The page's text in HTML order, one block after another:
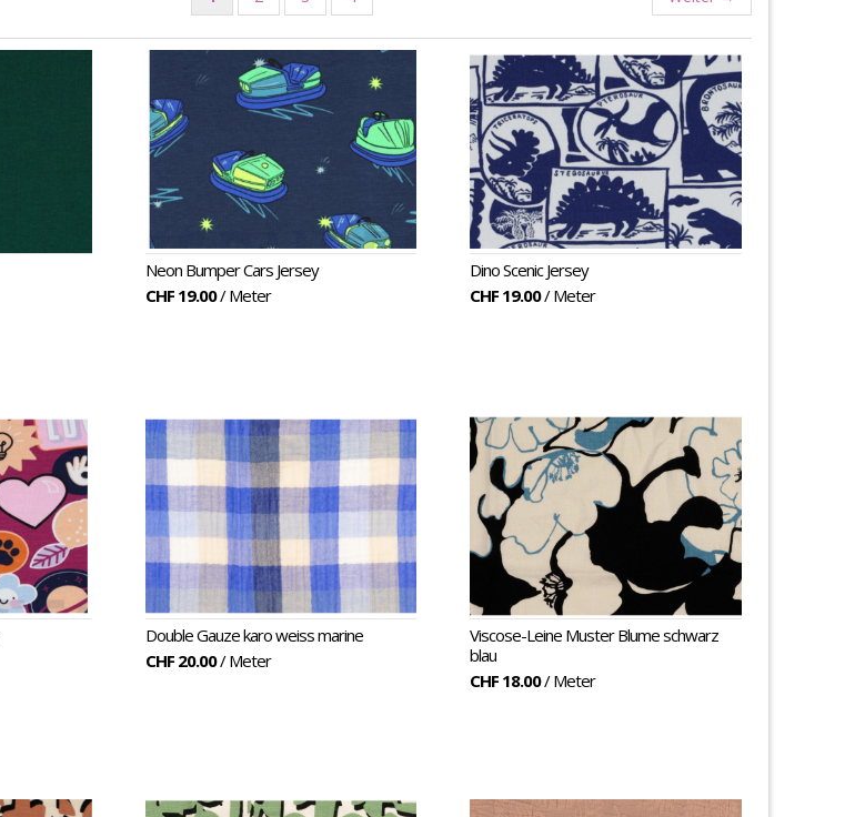
Neon Bumper Cars Jersey
CHF 19.00/ Meter
Dino Scenic Jersey
CHF 19.00/ Meter
Double Gauze karo weiss marine
CHF 20.00/ Meter
Viscose-Leine Muster Blume schwarz
blau
CHF 18.00/ Meter